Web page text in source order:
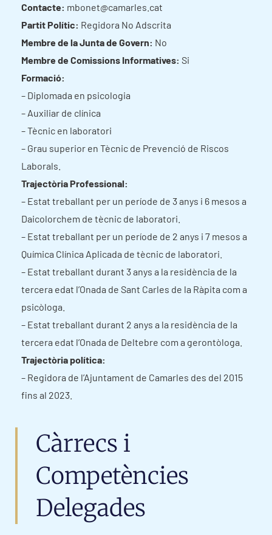
Contacte: mbonet@camarles.cat
Partit Polític: Regidora No Adscrita
Membre de la Junta de Govern: No
Membre de Comissions Informatives: Si
Formació:
– Diplomada en psicologia
– Auxiliar de clínica
– Tècnic en laboratori
– Grau superior en Tècnic de Prevenció de Riscos
Laborals.
Trajectòria Professional:
– Estat treballant per un període de 3 anys i 6 mesos a
Daicolorchem de tècnic de laboratori.
– Estat treballant per un període de 2 anys i 7 mesos a
Química Clínica Aplicada de tècnic de laboratori.
– Estat treballant durant 3 anys a la residència de la
tercera edat l’Onada de Sant Carles de la Ràpita com a
psicòloga.
– Estat treballant durant 2 anys a la residència de la
tercera edat l’Onada de Deltebre com a gerontòloga.
Trajectòria política:
– Regidora de l’Ajuntament de Camarles des del 2015
fins al 2023.
Càrrecs i
Competències
Delegades